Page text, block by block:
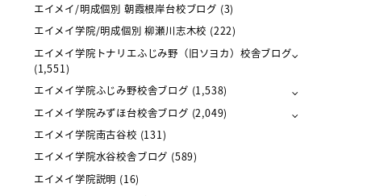
エイメイ/明成個別 朝霞根岸台校ブログ (3)
エイメイ学院/明成個別 柳瀬川志木校 (222)
エイメイ学院トナリエふじみ野（旧ソヨカ）校舎ブログ
(1,551)
エイメイ学院ふじみ野校舎ブログ (1,538)
エイメイ学院みずほ台校舎ブログ (2,049)
エイメイ学院南古谷校 (131)
エイメイ学院水谷校舎ブログ (589)
エイメイ学院説明 (16)